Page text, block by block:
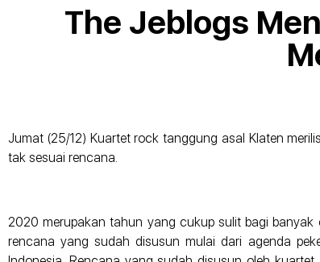
The Jeblogs
Jumat (25/12) Kuartet rock tanggung asal Klaten
tak sesuai rencana.
2020 merupakan tahun yang cukup sulit bagi banyak
rencana yang sudah disusun mulai dari agenda